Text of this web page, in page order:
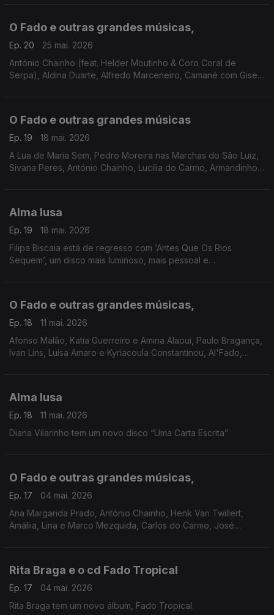
O Fado e outras grandes músicas,
Ep. 20
25 mai. 2026
António Chainho (feat. Helder Moutinho & Coro Coral de
Serpa), Aldina Duarte, Alfredo Marceneiro, Camané com Gisela
O Fado e outras grandes músicas
Ep. 19
18 mai. 2026
A Lua de Maria Sem, Pedro Moreira nas Marchas do São Luiz,
Sivana Peres, António Chainho, Lucilia do Carmo, Armandinho,
Alma lusa
Ep. 19
18 mai. 2026
Filipa Biscaia está de regresso com ‘Antes Que Os Rios
Sequem’, um disco mais luminoso, mais pessoal e
O Fado e outras grandes músicas,
Ep. 18
11 mai. 2026
Afonso Malão, Katia Guerreiro e Amina Alaoui, Paulo Bragança,
Ivan Lins, Luisa Amaro e Kyriacoula Constantinou, Al'Fado,
Alma lusa
Ep. 18
11 mai. 2026
Diana Vilarinho tem um novo disco “Uma Carta Escrita”
O Fado e outras grandes músicas,
Ep. 17
04 mai. 2026
Ana Margarida Prado, António Chainho, Henk Van Twillert,
Amáliia, Lina e Marco Mezquida, Carlos do Carmo, José
Rita Braga e o cd Fado Tropical
Ep. 17
04 mai. 2026
Rita Braga tem um novo álbum, Fado Tropical.